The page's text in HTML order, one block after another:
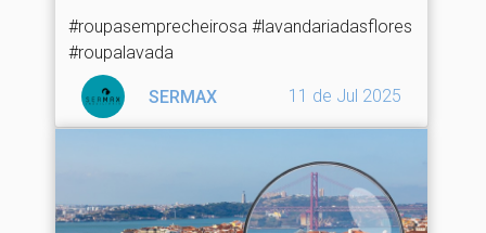
#roupasemprecheirosa #lavandariadasflores
#roupalavada
SERMAX 11 de Jul 2025